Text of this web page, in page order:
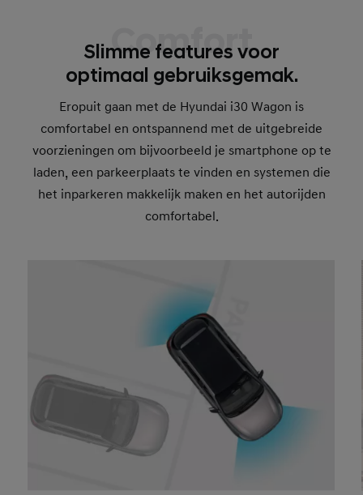
Comfort
Slimme features voor
optimaal gebruiksgemak.
Eropuit gaan met de Hyundai i30 Wagon is
comfortabel en ontspannend met de uitgebreide
voorzieningen om bijvoorbeeld je smartphone op te
laden, een parkeerplaats te vinden en systemen die
het inparkeren makkelijk maken en het autorijden
comfortabel.